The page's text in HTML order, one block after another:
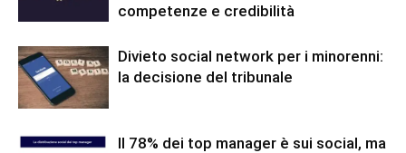
competenze e credibilità
Divieto social network per i minorenni:
la decisione del tribunale
Il 78% dei top manager è sui social, ma